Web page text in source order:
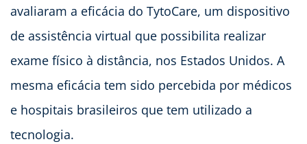
avaliaram a eficácia do TytoCare, um dispositivo
de assistência virtual que possibilita realizar
exame físico à distância, nos Estados Unidos. A
mesma eficácia tem sido percebida por médicos
e hospitais brasileiros que tem utilizado a
tecnologia.